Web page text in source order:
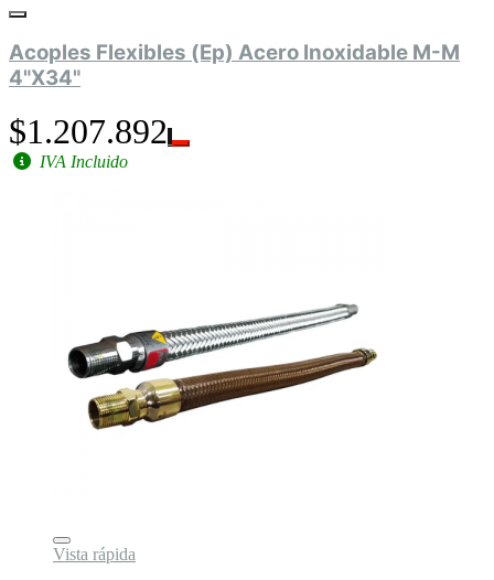
Acoples Flexibles (Ep) Acero Inoxidable M-M
4"X34"
$1.207.892
IVA Incluido
Vista rápida